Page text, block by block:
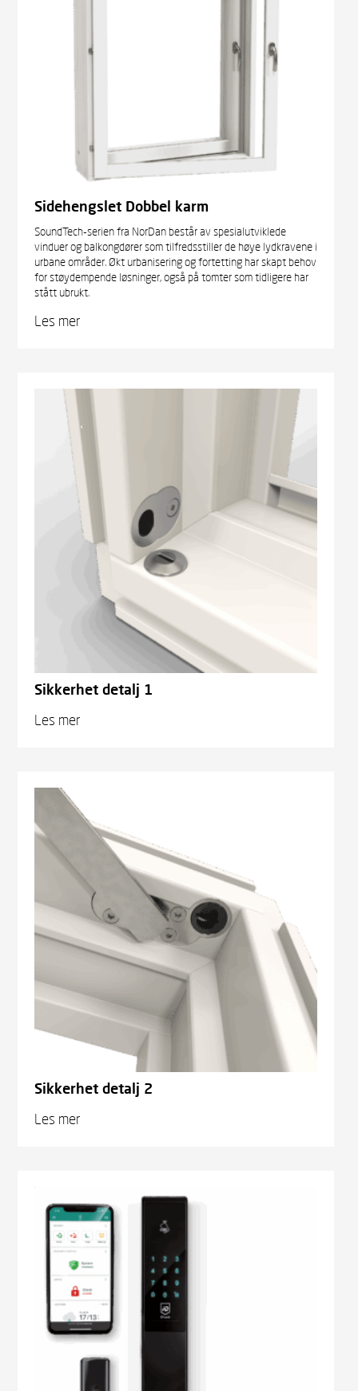
Sidehengslet Dobbel karm
SoundTech-serien fra NorDan består av spesialutviklede
vinduer og balkongdører som tilfredsstiller de høye lydkravene i
urbane områder. Økt urbanisering og fortetting har skapt behov
for støydempende løsninger, også på tomter som tidligere har
stått ubrukt.
Les mer
Sikkerhet detalj 1
Les mer
Sikkerhet detalj 2
Les mer